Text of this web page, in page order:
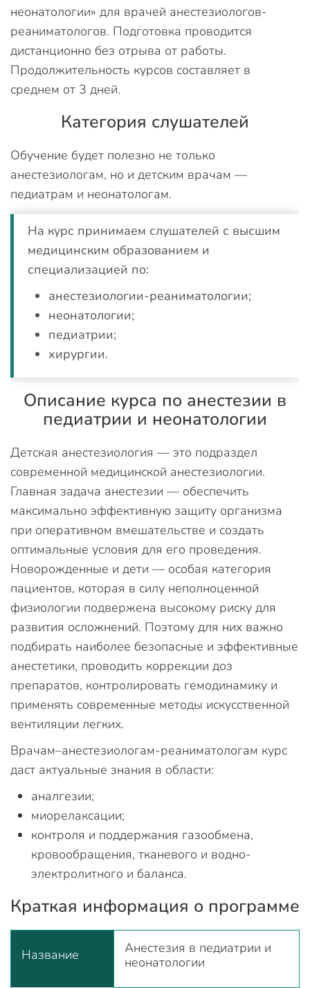
неонатологии» для врачей анестезиологов-
реаниматологов. Подготовка проводится
дистанционно без отрыва от работы.
Продолжительность курсов составляет в
среднем от 3 дней.
Категория слушателей
Обучение будет полезно не только
анестезиологам, но и детским врачам —
педиатрам и неонатологам.
На курс принимаем слушателей с высшим
медицинским образованием и
специализацией по:
анестезиологии-реаниматологии;
неонатологии;
педиатрии;
хирургии.
Описание курса по анестезии в
педиатрии и неонатологии
Детская анестезиология — это подраздел
современной медицинской анестезиологии.
Главная задача анестезии — обеспечить
максимально эффективную защиту организма
при оперативном вмешательстве и создать
оптимальные условия для его проведения.
Новорожденные и дети — особая категория
пациентов, которая в силу неполноценной
физиологии подвержена высокому риску для
развития осложнений. Поэтому для них важно
подбирать наиболее безопасные и эффективные
анестетики, проводить коррекции доз
препаратов, контролировать гемодинамику и
применять современные методы искусственной
вентиляции легких.
Врачам–анестезиологам-реаниматологам курс
даст актуальные знания в области:
аналгезии;
миорелаксации;
контроля и поддержания газообмена,
кровообращения, тканевого и водно-
электролитного и баланса.
Краткая информация о программе
Название
Анестезия в педиатрии и
неонатологии